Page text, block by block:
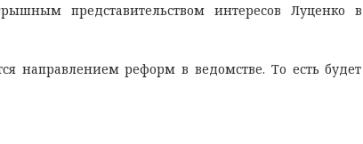
представительством интересов Луценко в
направлением реформ в ведомстве. То есть будет